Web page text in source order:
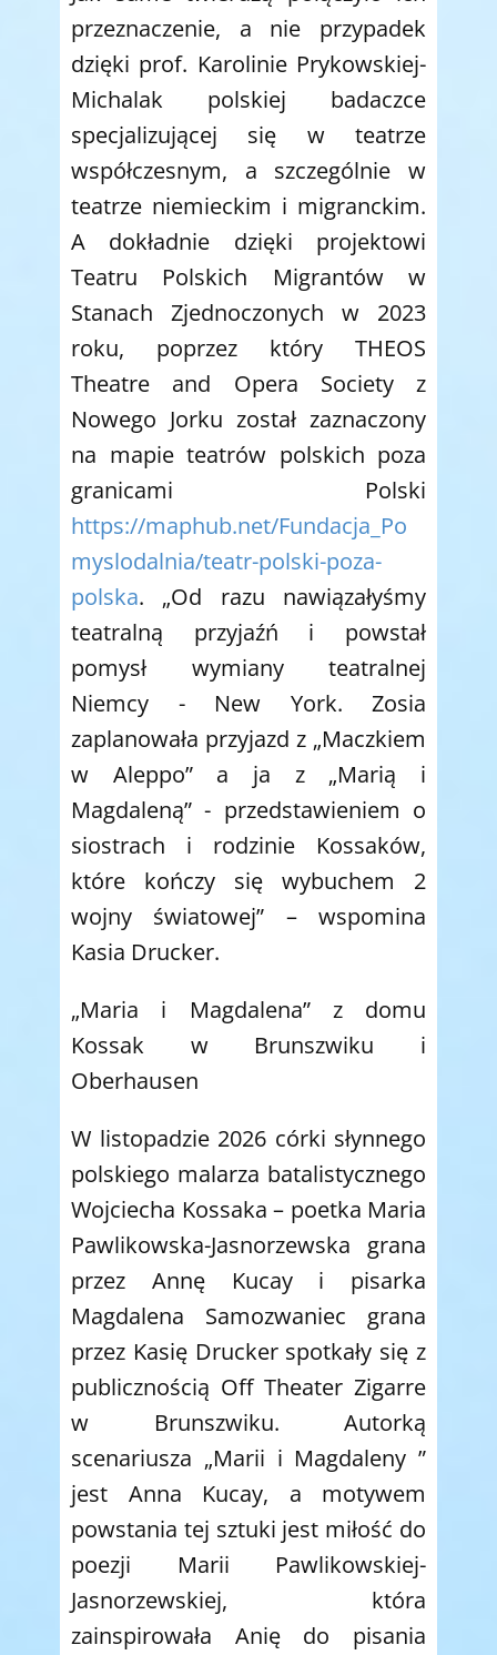
przeznaczenie, a nie przypadek
dzięki prof. Karolinie Prykowskiej-
Michalak polskiej badaczce
specjalizującej się w teatrze
współczesnym, a szczególnie w
teatrze niemieckim i migranckim.
A dokładnie dzięki projektowi
Teatru Polskich Migrantów w
Stanach Zjednoczonych w 2023
roku, poprzez który THEOS
Theatre and Opera Society z
Nowego Jorku został zaznaczony
na mapie teatrów polskich poza
granicami Polski
https://maphub.net/Fundacja_Po
myslodalnia/teatr-polski-poza-
polska. „Od razu nawiązałyśmy
teatralną przyjaźń i powstał
pomysł wymiany teatralnej
Niemcy - New York. Zosia
zaplanowała przyjazd z „Maczkiem
w Aleppo” a ja z „Marią i
Magdaleną” - przedstawieniem o
siostrach i rodzinie Kossaków,
które kończy się wybuchem 2
wojny światowej” – wspomina
Kasia Drucker.
„Maria i Magdalena” z domu
Kossak w Brunszwiku i
Oberhausen
W listopadzie 2026 córki słynnego
polskiego malarza batalistycznego
Wojciecha Kossaka – poetka Maria
Pawlikowska-Jasnorzewska grana
przez Annę Kucay i pisarka
Magdalena Samozwaniec grana
przez Kasię Drucker spotkały się z
publicznością Off Theater Zigarre
w Brunszwiku. Autorką
scenariusza „Marii i Magdaleny ”
jest Anna Kucay, a motywem
powstania tej sztuki jest miłość do
poezji Marii Pawlikowskiej-
Jasnorzewskiej, która
zainspirowała Anię do pisania